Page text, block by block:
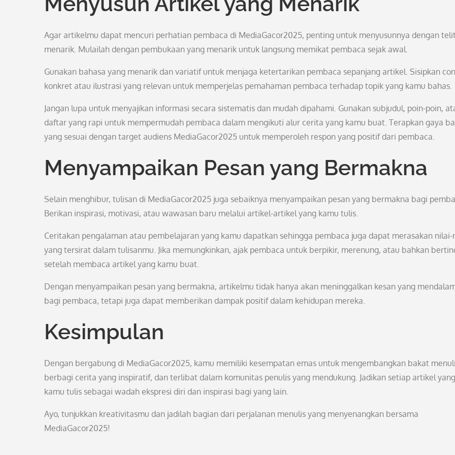
Agar artikelmu dapat mencuri perhatian pembaca di MediaGacor2025, penting untuk menyusunnya dengan
menarik. Mulailah dengan pembukaan yang menarik untuk langsung memikat pembaca sejak awal.
Gunakan bahasa yang menarik dan variatif untuk menjaga ketertarikan pembaca sepanjang artikel. Sisipkan
konkret atau ilustrasi yang relevan untuk memperjelas pemahaman pembaca terhadap topik yang kamu bahas.
Jangan lupa untuk menyajikan informasi secara sistematis dan mudah dipahami. Gunakan subjudul, poin-poin,
daftar yang rapi untuk mempermudah pembaca dalam mengikuti alur cerita yang kamu buat. Terapkan gaya
yang sesuai dengan target audiens MediaGacor2025 untuk memperoleh respon yang positif dari pembaca.
Menyampaikan Pesan yang Bermakna
Selain menghibur, tulisan di MediaGacor2025 juga sebaiknya menyampaikan pesan yang bermakna bagi
Berikan inspirasi, motivasi, atau wawasan baru melalui artikel-artikel yang kamu tulis.
Ceritakan pengalaman atau pembelajaran yang kamu dapatkan sehingga pembaca juga dapat merasakan nilai-
yang tersirat dalam tulisanmu. Jika memungkinkan, ajak pembaca untuk berpikir, merenung, atau bahkan
setelah membaca artikel yang kamu buat.
Dengan menyampaikan pesan yang bermakna, artikelmu tidak hanya akan meninggalkan kesan yang
bagi pembaca, tetapi juga dapat memberikan dampak positif dalam kehidupan mereka.
Kesimpulan
Dengan bergabung di MediaGacor2025, kamu memiliki kesempatan emas untuk mengembangkan bakat
berbagi cerita yang inspiratif, dan terlibat dalam komunitas penulis yang mendukung. Jadikan setiap artikel yang
kamu tulis sebagai wadah ekspresi diri dan inspirasi bagi yang lain.
Ayo, tunjukkan kreativitasmu dan jadilah bagian dari perjalanan menulis yang menyenangkan bersama
MediaGacor2025!